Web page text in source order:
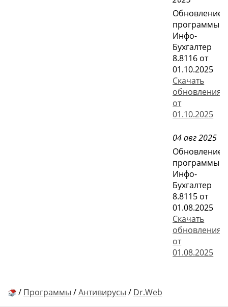
Обновление
программы
Инфо-
Бухгалтер
8.8116 от
01.10.2025
Скачать
обновления
от
01.10.2025
04 авг 2025
Обновление
программы
Инфо-
Бухгалтер
8.8115 от
01.08.2025
Скачать
обновления
от
01.08.2025
/ Программы /Антивирусы / Dr.Web